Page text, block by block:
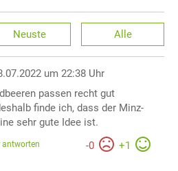
Neuste Alle
um 22:38 Uhr
passen recht gut
finde ich, dass der Minz-
sehr gute Idee ist.
-0 +1